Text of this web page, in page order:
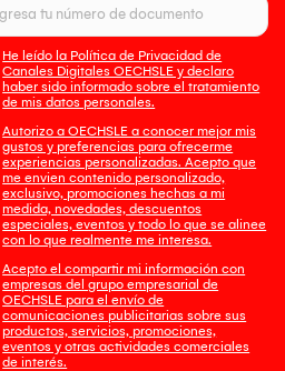
He leído la Política de Privacidad de
Canales Digitales OECHSLE y declaro
haber sido informado sobre el tratamiento
de mis datos personales.
Autorizo a OECHSLE a conocer mejor mis
gustos y preferencias para ofrecerme
experiencias personalizadas. Acepto que
me envien contenido personalizado,
exclusivo, promociones hechas a mi
medida, novedades, descuentos
especiales, eventos y todo lo que se alinee
con lo que realmente me interesa.
Acepto el compartir mi información con
empresas del grupo empresarial de
OECHSLE para el envío de
comunicaciones publicitarias sobre sus
productos, servicios, promociones,
eventos y otras actividades comerciales
de interés.